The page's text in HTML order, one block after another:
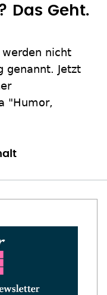
Das Geht.
nicht
genannt. Jetzt
"Humor,